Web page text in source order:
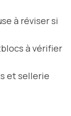
à réviser si
à vérifier
et sellerie